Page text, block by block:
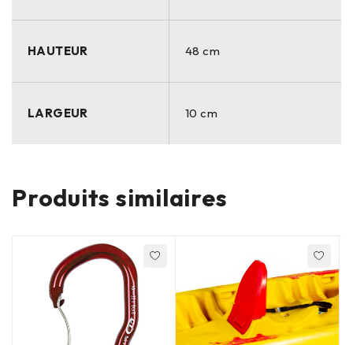
HAUTEUR 48 cm
LARGEUR 10 cm
Produits similaires